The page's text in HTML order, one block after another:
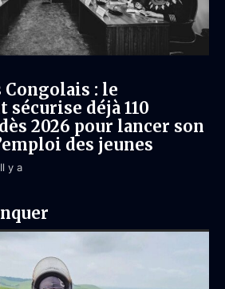
Congolais : le
déjà 110
2026 pour lancer son
des jeunes
y a